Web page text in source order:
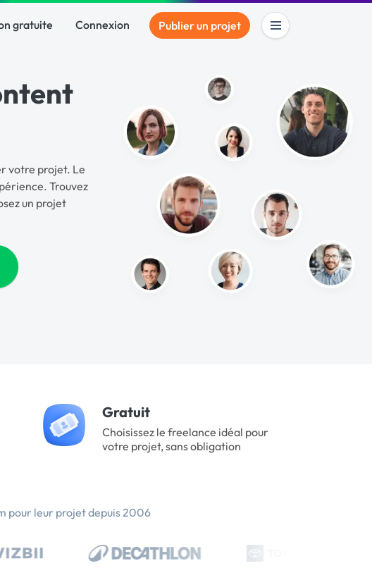
gratuite Connexion Publier un projet
votre projet. Le
Trouvez
un projet
Gratuit
Choisissez le freelance idéal pour
votre projet, sans obligation
pour leur projet depuis 2006